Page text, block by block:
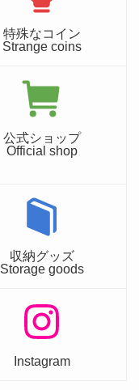
特殊なコイン
Strange coins
公式ショップ
Official shop
収納グッズ
Storage goods
Instagram